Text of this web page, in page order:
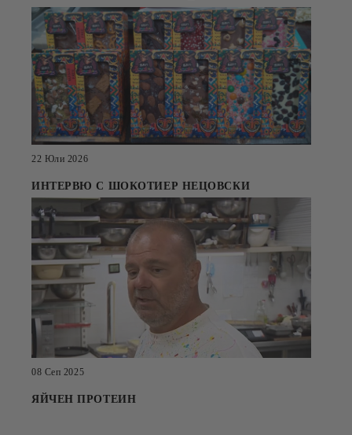
22 Юли 2026
ИНТЕРВЮ С ШОКОТИЕР НЕЦОВСКИ
08 Сеп 2025
ЯЙЧЕН ПРОТЕИН